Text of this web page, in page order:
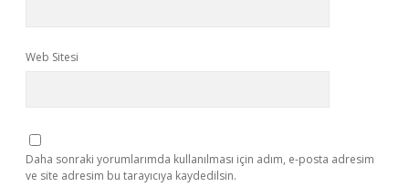
Web Sitesi
Daha sonraki yorumlarımda kullanılması için adım, e-posta adresim
ve site adresim bu tarayıcıya kaydedilsin.